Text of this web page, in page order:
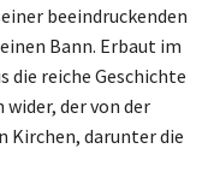
beeindruckenden
Bann. Erbaut im
die reiche Geschichte
der von der
Kirchen, darunter die